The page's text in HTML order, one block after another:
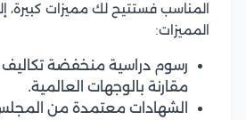
المناسب فستتيح لك مميزات كبيرة،
المميزات:
رسوم دراسية منخفضة
مقارنة بالوجهات العالمية.
الشهادات معتمدة من